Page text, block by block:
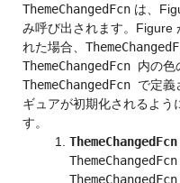
ThemeChangedFcnは、
み呼び出されます。Figure
れた場合、
ThemeChangedFcn 内の色
ThemeChangedFcn で定義
ギュアが初期化されるよう
す。
ThemeChangedFcn
ThemeChangedFcn
ThemeChangedFcn